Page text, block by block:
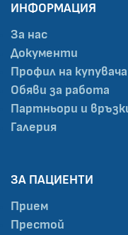
ИНФОРМАЦИЯ
За нас
Документи
Профил на купувача
Обяви за работа
Партньори и
Галерия
ЗА ПАЦИЕНТИ
Прием
Престой